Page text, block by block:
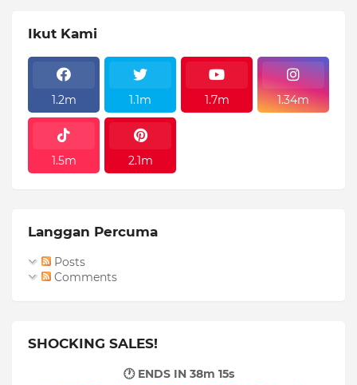
Ikut Kami
1.2m 1.1m 1.7m 1.34m
1.5m 2.1m
Langgan Percuma
Posts
Comments
SHOCKING SALES!
🕐 ENDS IN 38m 14s